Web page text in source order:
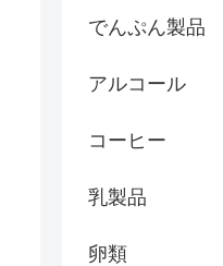
でんぷん製品
アルコール
コーヒー
乳製品
卵類